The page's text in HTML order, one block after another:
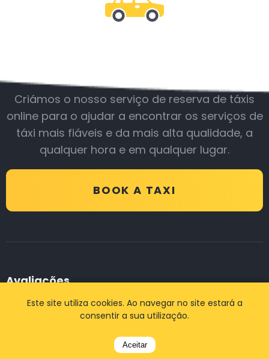
Criámos o nosso serviço de reserva de táxis
online para o ajudar a encontrar os serviços de
táxi mais fiáveis e da mais alta qualidade, a
qualquer hora e em qualquer lugar.
BOOK A TAXI
Avaliações
Este site utiliza cookies. Ao navegar no site estará a
consentir a sua utilização.
Aceitar